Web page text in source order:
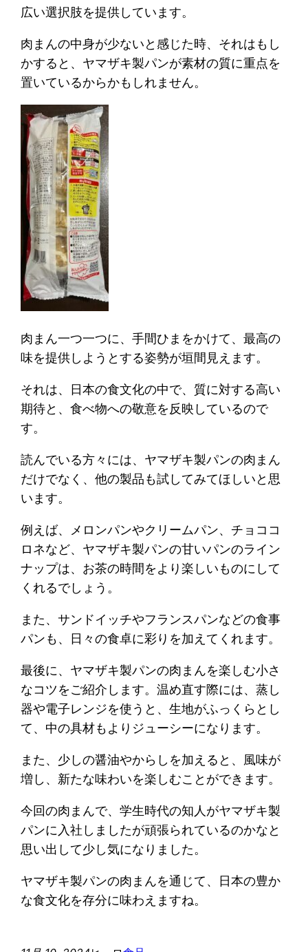
広い選択肢を提供しています。
肉まんの中身が少ないと感じた時、それはもし
かすると、ヤマザキ製パンが素材の質に重点を
置いているからかもしれません。
肉まん一つ一つに、手間ひまをかけて、最高の
味を提供しようとする姿勢が垣間見えます。
それは、日本の食文化の中で、質に対する高い
期待と、食べ物への敬意を反映しているので
す。
読んでいる方々には、ヤマザキ製パンの肉まん
だけでなく、他の製品も試してみてほしいと思
います。
例えば、メロンパンやクリームパン、チョココ
ロネなど、ヤマザキ製パンの甘いパンのライン
ナップは、お茶の時間をより楽しいものにして
くれるでしょう。
また、サンドイッチやフランスパンなどの食事
パンも、日々の食卓に彩りを加えてくれます。
最後に、ヤマザキ製パンの肉まんを楽しむ小さ
なコツをご紹介します。温め直す際には、蒸し
器や電子レンジを使うと、生地がふっくらとし
て、中の具材もよりジューシーになります。
また、少しの醤油やからしを加えると、風味が
増し、新たな味わいを楽しむことができます。
今回の肉まんで、学生時代の知人がヤマザキ製
パンに入社しましたが頑張られているのかなと
思い出して少し気になりました。
ヤマザキ製パンの肉まんを通じて、日本の豊か
な食文化を存分に味わえますね。